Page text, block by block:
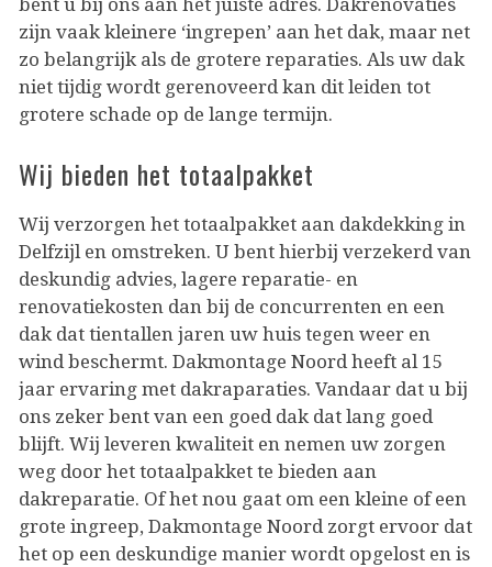
bent u bij ons aan het juiste adres. Dakrenovaties
zijn vaak kleinere ‘ingrepen’ aan het dak, maar net
zo belangrijk als de grotere reparaties. Als uw dak
niet tijdig wordt gerenoveerd kan dit leiden tot
grotere schade op de lange termijn.
Wij bieden het totaalpakket
Wij verzorgen het totaalpakket aan dakdekking in
Delfzijl en omstreken. U bent hierbij verzekerd van
deskundig advies, lagere reparatie- en
renovatiekosten dan bij de concurrenten en een
dak dat tientallen jaren uw huis tegen weer en
wind beschermt. Dakmontage Noord heeft al 15
jaar ervaring met dakraparaties. Vandaar dat u bij
ons zeker bent van een goed dak dat lang goed
blijft. Wij leveren kwaliteit en nemen uw zorgen
weg door het totaalpakket te bieden aan
dakreparatie. Of het nou gaat om een kleine of een
grote ingreep, Dakmontage Noord zorgt ervoor dat
het op een deskundige manier wordt opgelost en is